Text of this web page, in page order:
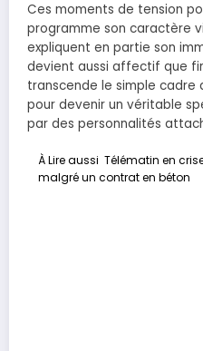
Ces moments de tension
programme son caractère
expliquent en partie son
devient aussi affectif que
transcende le simple
pour devenir un véritable
par des personnalités
À Lire aussi Télématin en
malgré un contrat en béton